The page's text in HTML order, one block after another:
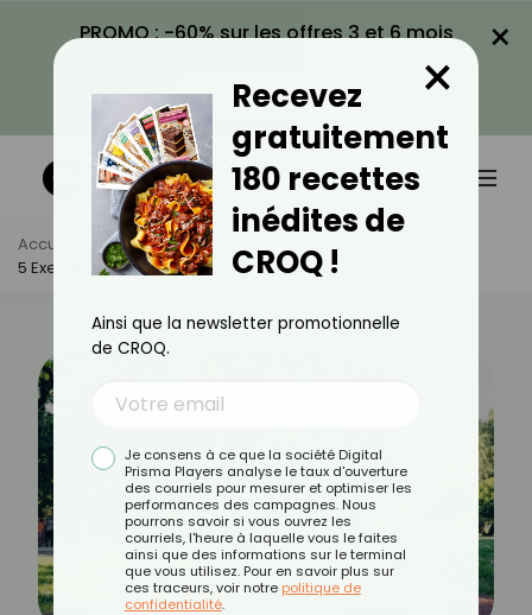
PROMO : -60% sur les offres 3 et 6 mois
VOIR LA PROMO
×
Accueil Actus
Sport
5 Exercices Efficaces Pour Éliminer Les Poignées D’amour
Recevez
gratuitement
180 recettes
inédites de
CROQ !
×
Ainsi que la newsletter promotionnelle
de CROQ.
Je consens à ce que la société Digital
Prisma Players analyse le taux d'ouverture
des courriels pour mesurer et optimiser les
performances des campagnes. Nous
pourrons savoir si vous ouvrez les
courriels, l'heure à laquelle vous le faites
ainsi que des informations sur le terminal
que vous utilisez. Pour en savoir plus sur
ces traceurs, voir notre politique de
confidentialité.